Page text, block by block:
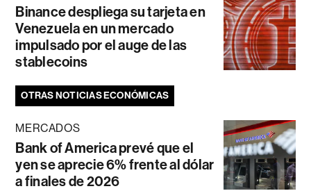
Binance despliega su tarjeta en
Venezuela en un mercado
impulsado por el auge de las
stablecoins
OTRAS NOTICIAS ECONÓMICAS
MERCADOS
Bank of America prevé que el
yen se aprecie 6% frente al dólar
a finales de 2026